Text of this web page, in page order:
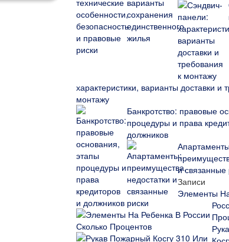
характеристики, варианты доставки и
монтажу
Банкротство: правовые
процедуры и права
должников
и связанные
Записи
Элементы